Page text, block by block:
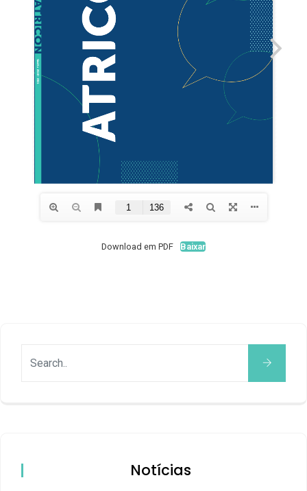
Download em PDF Baixar
Notícias